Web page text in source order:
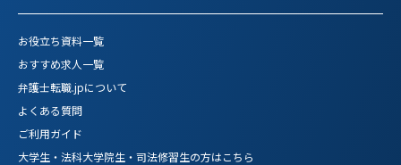
お役立ち資料一覧
おすすめ求人一覧
弁護士転職.jpについて
よくある質問
ご利用ガイド
大学生・法科大学院生・司法修習生の方はこちら